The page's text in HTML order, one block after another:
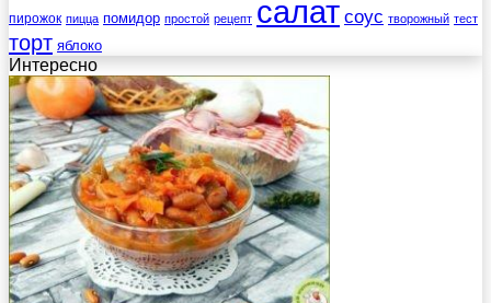
пирожок пицца помидор простой рецепт салат соус творожный тест
торт яблоко
Интересно